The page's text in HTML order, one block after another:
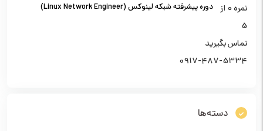
دوره پیشرفته شبکه لینوکس (Linux Network Engineer) نمره0 از
5
تماس بگیرید
0917-487-5334
دسته‌ها